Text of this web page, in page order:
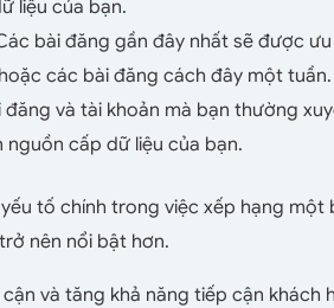
liệu của bạn.
bài đăng gần đây nhất sẽ được
các bài đăng cách đây một tuần.
đăng và tài khoản mà bạn thường
cấp dữ liệu của bạn.
tố chính trong việc xếp hạng
nên nổi bật hơn.
và tăng khả năng tiếp cận khách